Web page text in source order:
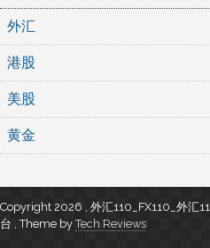
外汇
港股
美股
黄金
Copyright 2026 , 外汇110_FX110_外汇
台 ,Theme byTech Reviews